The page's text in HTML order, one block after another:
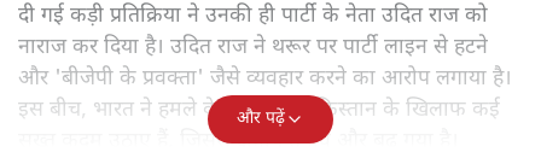
दी गई कड़ी प्रतिक्रिया ने उनकी ही पार्टी के नेता उदित राज को
नाराज कर दिया है। उदित राज ने थरूर पर पार्टी लाइन से हटने
और 'बीजेपी के प्रवक्ता' जैसे व्यवहार करने का आरोप लगाया है।
इस बीच, भारत ने हमले के जवाब में पाकिस्तान के खिलाफ कई
सख्त कदम उठाए हैं, जिससे क्षेत्रीय तनाव और बढ़ गया है।
और पढ़ें